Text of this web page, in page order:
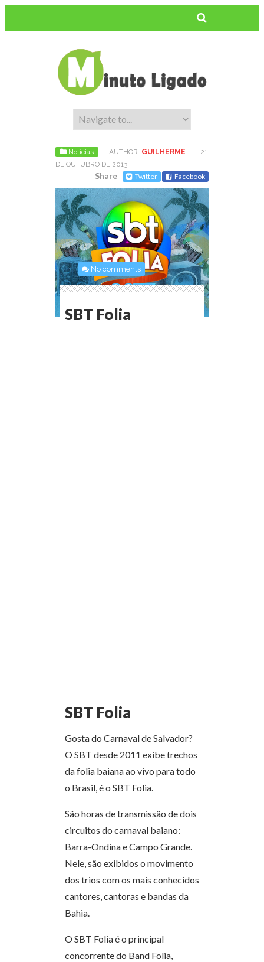
Notícias AUTHOR: GUILHERME -
21
DE OUTUBRO DE 2013
Share Twitter Facebook
No comments
SBT Folia
SBT Folia
Gosta do Carnaval de Salvador?
O SBT desde 2011 exibe trechos
da folia baiana ao vivo para todo
o Brasil, é o SBT Folia.
São horas de transmissão de dois
circuitos do carnaval baiano:
Barra-Ondina e Campo Grande.
Nele, são exibidos o movimento
dos trios com os mais conhecidos
cantores, cantoras e bandas da
Bahia.
O SBT Folia é o principal
concorrente do Band Folia,